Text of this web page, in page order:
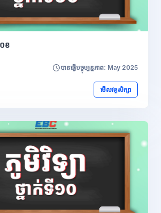
០ខ
បានធ្វើបច្ចុប្បន្នភាព: May 2025
មើលវគ្គសិក្សា